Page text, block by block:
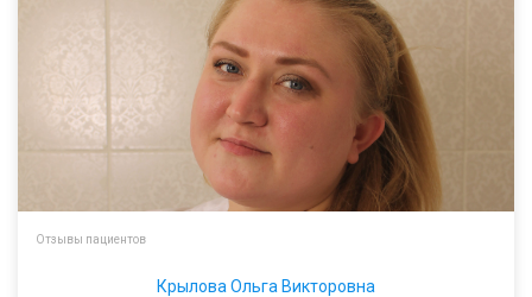
Отзывы пациентов
Крылова Ольга Викторовна